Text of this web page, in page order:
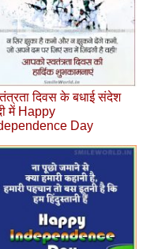
दिवस के बधाई संदेश
में Happy
Day